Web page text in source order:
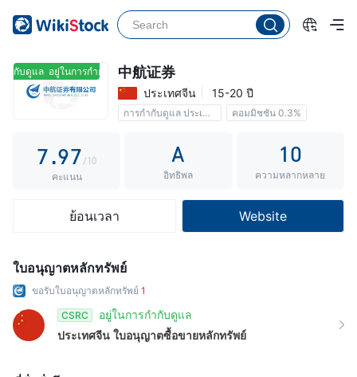
ำกับดูแล อยู่ในการกำกับดูแล中航证券
ประเทศจีน 15-20 ปี
การกำกับดูแล ประเทศจีน คอมมิชชัน 0.3%
2
4
5
7.
4
6
7
9
2
4
5
7
8
9
/10
คะแนน
A
อิทธิพล
10
ความหลากหลาย
ย้อนเวลา Website
ใบอนุญาตหลักทรัพย์
ขอรับใบอนุญาตหลักทรัพย์ 1
CSRC
อยู่ในการกำกับดูแล
ประเทศจีน ใบอนุญาตซื้อขายหลักทรัพย์